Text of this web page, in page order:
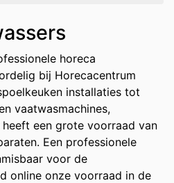
horeca
bij Horecacentrum
installaties tot
vaatwasmachines,
een grote voorraad van
Een professionele
voor de
online onze voorraad in de